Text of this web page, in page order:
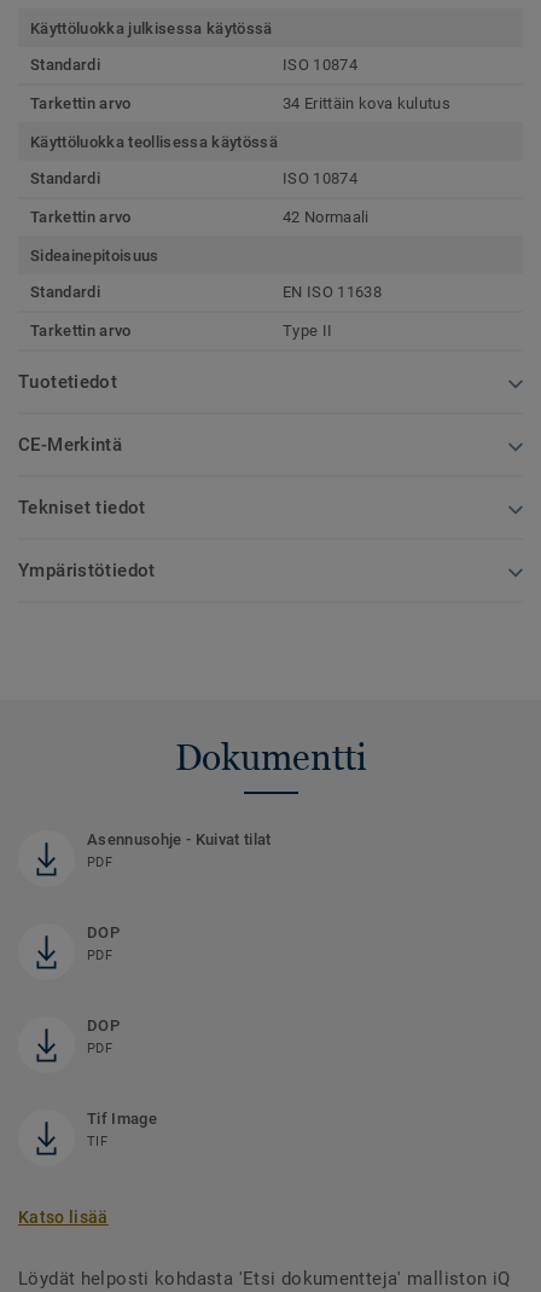
Käyttöluokka julkisessa käytössä
Standardi
ISO 10874
Tarkettin arvo 34 Erittäin kova kulutus
Käyttöluokka teollisessa käytössä
Standardi
ISO 10874
Tarkettin arvo 42 Normaali
Sideainepitoisuus
Standardi
EN ISO 11638
Tarkettin arvo Type II
Tuotetiedot
CE-Merkintä
Tekniset tiedot
Ympäristötiedot
Dokumentti
Asennusohje - Kuivat tilat
PDF
DOP
PDF
DOP
PDF
Tif Image
TIF
Katso lisää
Löydät helposti kohdasta 'Etsi dokumentteja' malliston iQ